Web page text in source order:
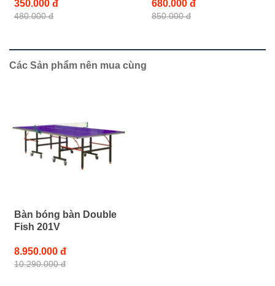
350.000 đ
480.000 đ
680.000 đ
850.000 đ
Các Sản phẩm nên mua cùng
Bàn bóng bàn Double
Fish 201V
8.950.000 đ
10.290.000 đ